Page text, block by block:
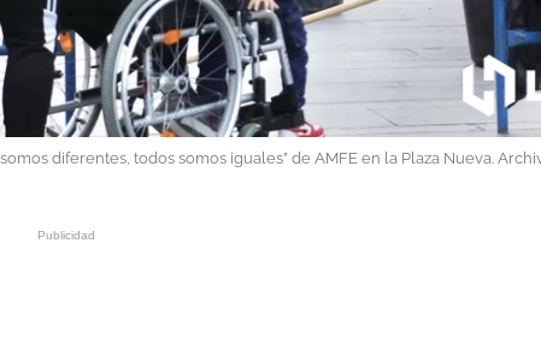
diferentes, todos somos iguales” de AMFE en la Plaza Nueva.